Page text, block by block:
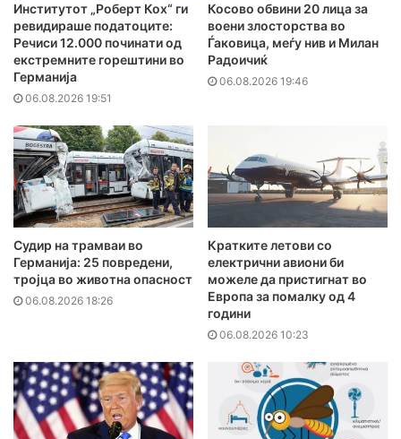
Институтот „Роберт Кох“ ги
ревидираше податоците:
Речиси 12.000 починати од
екстремните горештини во
Германија
06.08.2026 19:51
Косово обвини 20 лица за
воени злосторства во
Ѓаковица, меѓу нив и Милан
Радоичиќ
06.08.2026 19:46
Судир на трамваи во
Германија: 25 повредени,
тројца во животна опасност
06.08.2026 18:26
Кратките летови со
електрични авиони би
можеле да пристигнат во
Европа за помалку од 4
години
06.08.2026 10:23